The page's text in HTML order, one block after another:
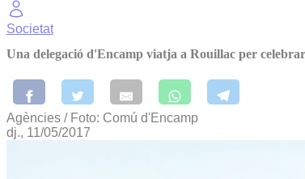
Societat
Una delegació d'Encamp viatja a Rouillac per
Agències / Foto: Comú d'Encamp
dj., 11/05/2017